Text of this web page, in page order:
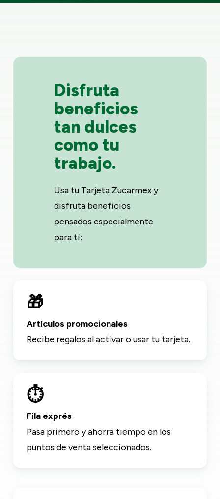
Disfruta
beneficios
tan dulces
como tu
trabajo.
Usa tu Tarjeta Zucarmex y
disfruta beneficios
pensados especialmente
para ti:
🎁
Artículos promocionales
Recibe regalos al activar o usar tu tarjeta.
⏱️
Fila exprés
Pasa primero y ahorra tiempo en los
puntos de venta seleccionados.